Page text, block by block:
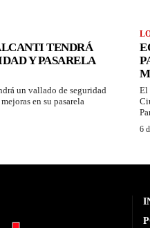
TENDRÁ
Y PASARELA
un vallado de seguridad
en su pasarela
El
6